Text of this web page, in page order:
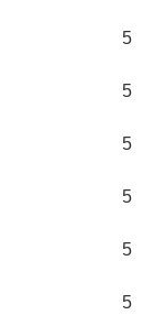
5
5
5
5
5
5